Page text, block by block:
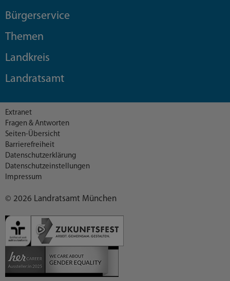
Bürgerservice
Themen
Landkreis
Landratsamt
© 2026 Landratsamt München
Extranet
Fragen & Antworten
Seiten-Übersicht
Barrierefreiheit
Datenschutzerklärung
Datenschutzeinstellungen
Impressum